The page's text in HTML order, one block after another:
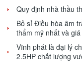
Quy định nhà thầu
Bỏ sỉ Điều hòa âm
thẩm mỹ nhất và
Vĩnh phát là đại lý
2.5HP chất lượng